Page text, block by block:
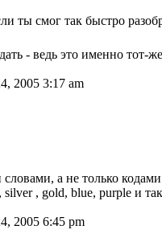
ты смог так быстро
- ведь это именно
2005 3:17 am
а не только
silver , gold, blue, purple и
2005 6:45 pm